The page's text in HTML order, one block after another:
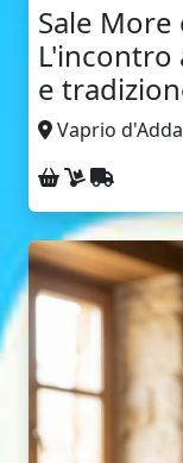
Sale
L'incontro
e
Vaprio
Ritiro sul posto
Consegna